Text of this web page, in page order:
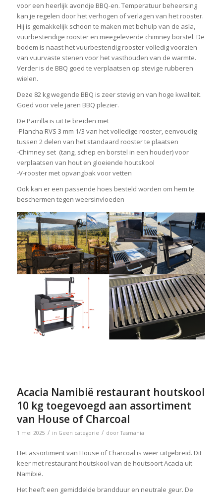
voor een heerlijk avondje BBQ-en. Temperatuur beheersing
kan je regelen door het verhogen of verlagen van het rooster.
Hij is gemakkelijk schoon te maken met behulp van de asla,
vuurbestendige rooster en meegeleverde chimney borstel. De
bodem is naast het vuurbestendig rooster volledig voorzien
van vuurvaste stenen voor het vasthouden van de warmte.
Verder is de BBQ goed te verplaatsen op stevige rubberen
wielen.
Deze 82 kg wegende BBQ is zeer stevig en van hoge kwaliteit.
Goed voor vele jaren BBQ plezier.
De Parrilla is uit te breiden met
-Plancha RVS 3 mm 1/3 van het volledige rooster, eenvoudig
tussen 2 delen van het standaard rooster te plaatsen
-Chimney set (tang, schep en borstel in een houder) voor
verplaatsen van hout en gloeiende houtskool
-V-rooster met opvangbak voor vetten
Ook kan er een passende hoes besteld worden om hem te
beschermen tegen weersinvloeden
Acacia Namibië restaurant houtskool
10 kg toegevoegd aan assortiment
van House of Charcoal
1 mei 2025 / in Geen categorie / doorTasmania
Het assortiment van House of Charcoal is weer uitgebreid. Dit
keer met restaurant houtskool van de houtsoort Acacia uit
Namibië.
Het heeft een gemiddelde brandduur en neutrale geur. De